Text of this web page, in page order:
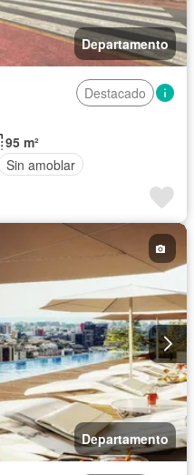
Departamento
Destacado
95 m²
Sin amoblar
Departamento